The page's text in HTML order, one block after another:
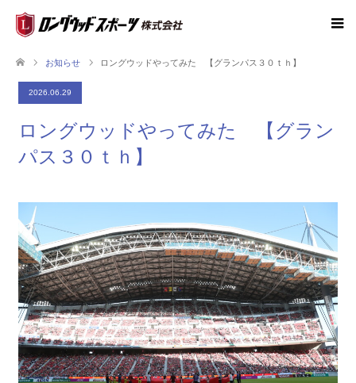
お知らせ ロングウッドやってみた 【グランパス３０ｔｈ】
2026.06.29
ロングウッドやってみた 【グラン
パス３０ｔｈ】